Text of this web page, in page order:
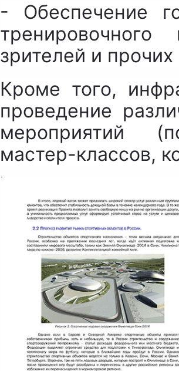
- Обеспечение
зрителей и
Кроме того,
проведение
мероприятий
мастер-классов,